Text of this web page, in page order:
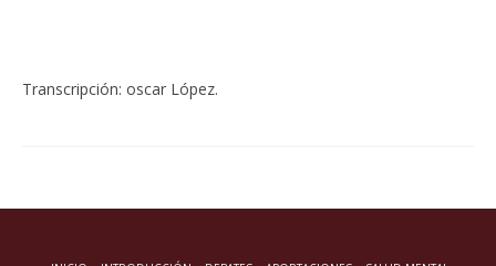
Transcripción: oscar López.